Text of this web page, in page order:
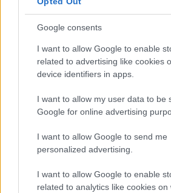
Google consents
I want to allow Google to enable
related to advertising like cookies
device identifiers in apps.
I want to allow my user data to be
Google for online advertising
I want to allow Google to send me
personalized advertising.
I want to allow Google to enable
related to analytics like cookies on
ukrán fél tárgyalásokat
magyar kisebbség nyelvi,
Volodimir Zelenszkij ukrán
alapfeltétele az Ukrajnában élő
kisebbség jogainak tiszteletben
olvasható a 24.hu cikkében.
kezdeményezett Zelenszkij